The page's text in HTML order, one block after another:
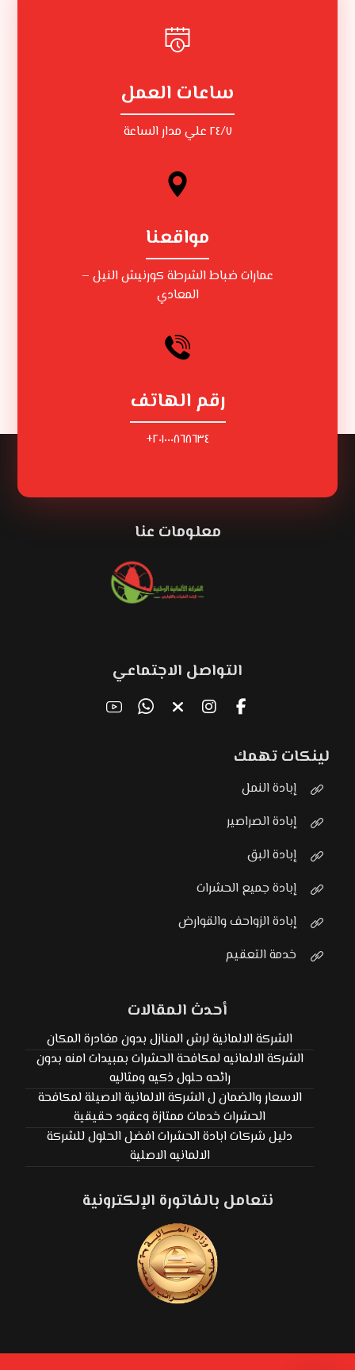
ساعات العمل
٢٤/٧ علي مدار الساعة
مواقعنا
عمارات ضباط الشرطة كورنيش النيل –
المعادي
رقم الهاتف
٢٠١٠٠٠٨٦٨٦٣٤+
معلومات عنا
التواصل الاجتماعي
لينكات تهمك
إبادة النمل
إبادة الصراصير
إبادة البق
إبادة جميع الحشرات
إبادة الزواحف والقوارض
خدمة التعقيم
أحدث المقالات
الشركة الالمانية لرش المنازل بدون مغادرة المكان
الشركة الالمانيه لمكافحة الحشرات بمبيدات امنه بدون
رائحه حلول ذكيه ومثاليه
الاسعار والضمان ل الشركة الالمانية الاصيلة لمكافحة
الحشرات خدمات ممتازة وعقود حقيقية
دليل شركات ابادة الحشرات افضل الحلول للشركة
الالمانيه الاصلية
نتعامل بالفاتورة الإلكترونية